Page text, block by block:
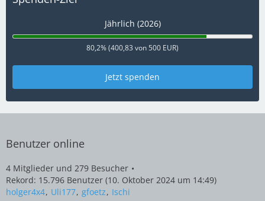
Jährlich (2026)
80,2% (400,83 von 500 EUR)
Jetzt spenden
Benutzer online
4 Mitglieder und 279 Besucher
Rekord: 15.796 Benutzer (10. Oktober 2024 um 14:49)
holger4x4 Uli177 gfoetz Ischi